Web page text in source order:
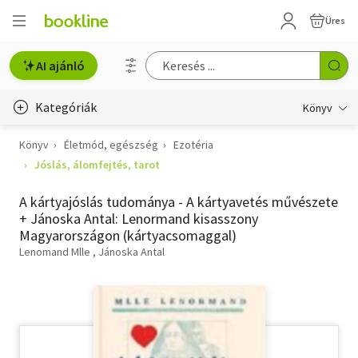
Üres
AI ajánló
Kategóriák Könyv
Életmód, egészség
Gyermek- és ifjúsági
Hobbi, szabadidő
Könyv Életmód, egészség
Ezotéria
Jóslás, álomfejtés, tarot
A kártyajóslás tudománya - A kártyavetés művészete
+ Jánoska Antal: Lenormand kisasszony
Magyarországon (kártyacsomaggal)
Lenomand Mlle Jánoska Antal